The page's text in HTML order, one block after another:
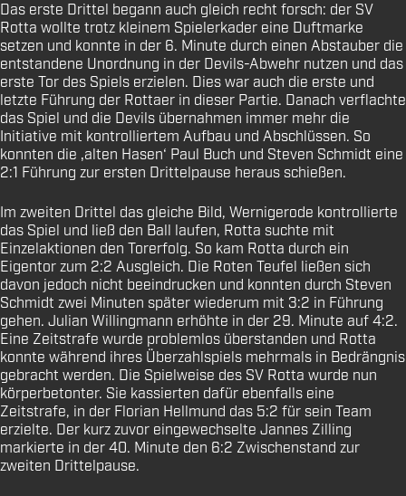
Das erste Drittel begann auch gleich recht forsch: der SV
Rotta wollte trotz kleinem Spielerkader eine Duftmarke
setzen und konnte in der 6. Minute durch einen Abstauber die
entstandene Unordnung in der Devils-Abwehr nutzen und das
erste Tor des Spiels erzielen. Dies war auch die erste und
letzte Führung der Rottaer in dieser Partie. Danach verflachte
das Spiel und die Devils übernahmen immer mehr die
Initiative mit kontrolliertem Aufbau und Abschlüssen. So
konnten die ‚alten Hasen‘ Paul Buch und Steven Schmidt eine
2:1 Führung zur ersten Drittelpause heraus schießen.
Im zweiten Drittel das gleiche Bild, Wernigerode kontrollierte
das Spiel und ließ den Ball laufen, Rotta suchte mit
Einzelaktionen den Torerfolg. So kam Rotta durch ein
Eigentor zum 2:2 Ausgleich. Die Roten Teufel ließen sich
davon jedoch nicht beeindrucken und konnten durch Steven
Schmidt zwei Minuten später wiederum mit 3:2 in Führung
gehen. Julian Willingmann erhöhte in der 29. Minute auf 4:2.
Eine Zeitstrafe wurde problemlos überstanden und Rotta
konnte während ihres Überzahlspiels mehrmals in Bedrängnis
gebracht werden. Die Spielweise des SV Rotta wurde nun
körperbetonter. Sie kassierten dafür ebenfalls eine
Zeitstrafe, in der Florian Hellmund das 5:2 für sein Team
erzielte. Der kurz zuvor eingewechselte Jannes Zilling
markierte in der 40. Minute den 6:2 Zwischenstand zur
zweiten Drittelpause.